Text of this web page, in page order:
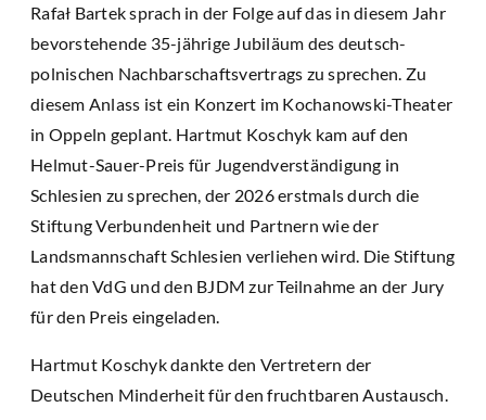
Rafał Bartek sprach in der Folge auf das in diesem Jahr
bevorstehende 35-jährige Jubiläum des deutsch-
polnischen Nachbarschaftsvertrags zu sprechen. Zu
diesem Anlass ist ein Konzert im Kochanowski-Theater
in Oppeln geplant. Hartmut Koschyk kam auf den
Helmut-Sauer-Preis für Jugendverständigung in
Schlesien zu sprechen, der 2026 erstmals durch die
Stiftung Verbundenheit und Partnern wie der
Landsmannschaft Schlesien verliehen wird. Die Stiftung
hat den VdG und den BJDM zur Teilnahme an der Jury
für den Preis eingeladen.
Hartmut Koschyk dankte den Vertretern der
Deutschen Minderheit für den fruchtbaren Austausch.